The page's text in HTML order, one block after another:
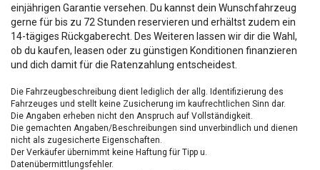
einjährigen Garantie versehen. Du kannst dein Wunschfahrzeug
gerne für bis zu 72 Stunden reservieren und erhältst zudem ein
14-tägiges Rückgaberecht. Des Weiteren lassen wir dir die Wahl,
ob du kaufen, leasen oder zu günstigen Konditionen finanzieren
und dich damit für die Ratenzahlung entscheidest.
Die Fahrzeugbeschreibung dient lediglich der allg. Identifizierung des
Fahrzeuges und stellt keine Zusicherung im kaufrechtlichen Sinn dar.
Die Angaben erheben nicht den Anspruch auf Vollständigkeit.
Die gemachten Angaben/Beschreibungen sind unverbindlich und dienen
nicht als zugesicherte Eigenschaften.
Der Verkäufer übernimmt keine Haftung für Tipp u.
Datenübermittlungsfehler.